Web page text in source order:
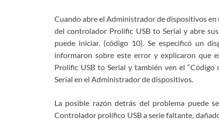
Cuando abre el Administrador de dispositivos
del controlador Prolific USB to Serial y abre
puede iniciar. (código 10). Se especificó un
informaron sobre este error y explicaron que
Prolific USB to Serial y también ven el
Serial en el Administrador de dispositivos.
La posible razón detrás del problema puede
Controlador prolífico USB a serie faltante,